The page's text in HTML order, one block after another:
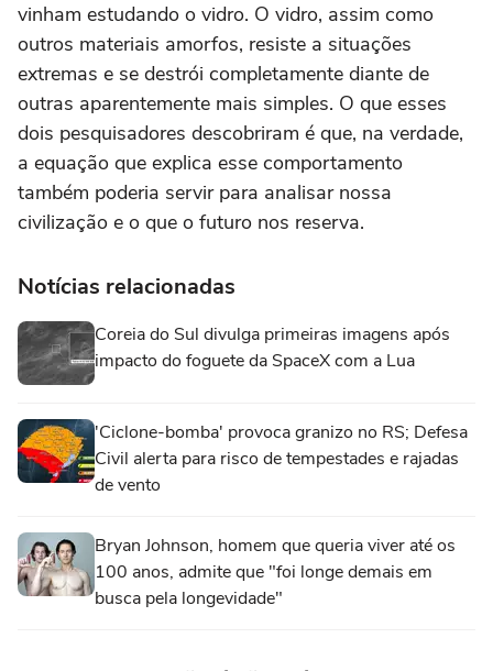
vinham estudando o vidro. O vidro, assim como
outros materiais amorfos, resiste a situações
extremas e se destrói completamente diante de
outras aparentemente mais simples. O que esses
dois pesquisadores descobriram é que, na verdade,
a equação que explica esse comportamento
também poderia servir para analisar nossa
civilização e o que o futuro nos reserva.
Notícias relacionadas
Coreia do Sul divulga primeiras imagens após
impacto do foguete da SpaceX com a Lua
'Ciclone-bomba' provoca granizo no RS; Defesa
Civil alerta para risco de tempestades e rajadas
de vento
Bryan Johnson, homem que queria viver até os
100 anos, admite que "foi longe demais em
busca pela longevidade"